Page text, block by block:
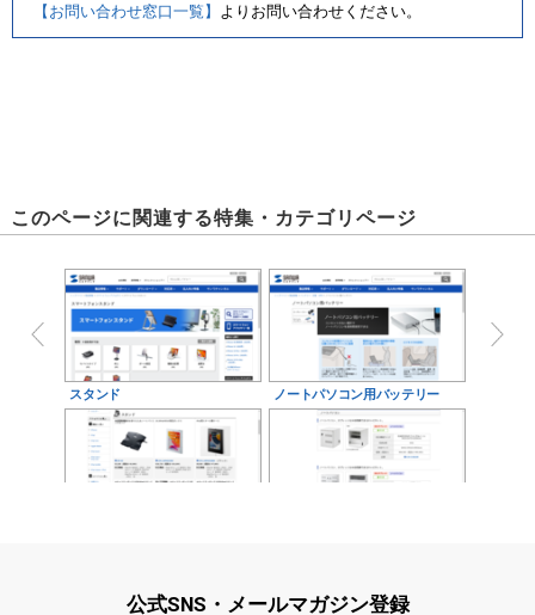
【お問い合わせ窓口一覧】
よりお問い合わせください。
このページに関連する特集・カテゴリページ
スタンド ノートパソコン用バッテリー
公式SNS・メールマガジン登録